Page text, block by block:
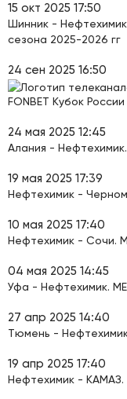
15 окт 2025 17:50
Шинник -
сезона 2025-2026 гг
24 сен 2025 16:50
FONBET Кубок
24 мая 2025 12:45
Алания -
19 мая 2025 17:39
Нефтехимик -
10 мая 2025 17:40
Нефтехимик - Сочи.
04 мая 2025 14:45
Уфа - Нефтехимик.
27 апр 2025 14:40
Тюмень -
19 апр 2025 17:40
Нефтехимик - КАМАЗ.